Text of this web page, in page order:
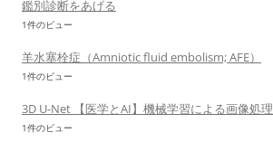
鑑別診断をあげる
1件のビュー
羊水塞栓症（Amniotic fluid embolism; AFE）
1件のビュー
3D U-Net 【医学とAI】機械学習による画像処理
1件のビュー